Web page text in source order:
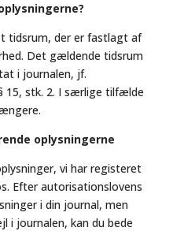
tidsrum, der er fastlagt af
Det gældende tidsrum
i journalen, jf.
15, stk. 2. I særlige tilfælde
oplysningerne
vi har registeret
Efter autorisationslovens
i din journal, men
i journalen, kan du bede